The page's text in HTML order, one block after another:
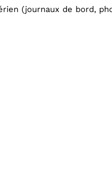
(journaux de bord,